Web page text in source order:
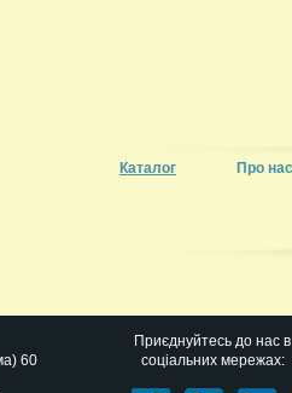
Каталог Про нас
60
Приєднуйтесь до нас в
соціальних мережах: